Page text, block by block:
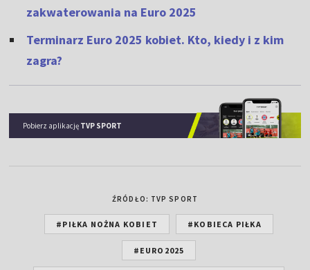
zakwaterowania na Euro 2025
Terminarz Euro 2025 kobiet. Kto, kiedy i z kim
zagra?
Pobierz aplikację TVP SPORT
ŹRÓDŁO: TVP SPORT
#PIŁKA NOŻNA KOBIET #KOBIECA PIŁKA
#EURO2025